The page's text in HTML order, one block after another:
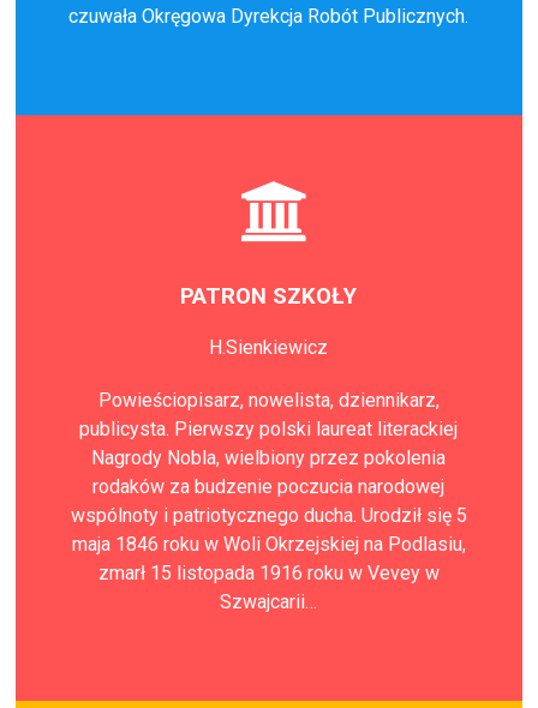
czuwała Okręgowa Dyrekcja Robót Publicznych.
PATRON SZKOŁY
H.Sienkiewicz
Powieściopisarz, nowelista, dziennikarz,
publicysta. Pierwszy polski laureat literackiej
Nagrody Nobla, wielbiony przez pokolenia
rodaków za budzenie poczucia narodowej
wspólnoty i patriotycznego ducha. Urodził się 5
maja 1846 roku w Woli Okrzejskiej na Podlasiu,
zmarł 15 listopada 1916 roku w Vevey w
Szwajcarii…